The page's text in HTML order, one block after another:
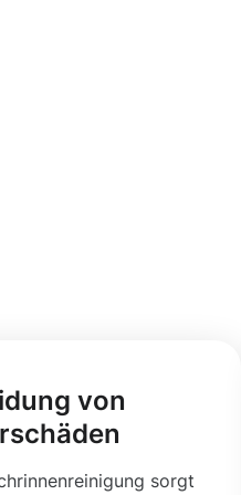
von
sorgt